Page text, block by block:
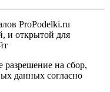
ProPodelki.ru
и открытой для
разрешение на сбор,
данных согласно